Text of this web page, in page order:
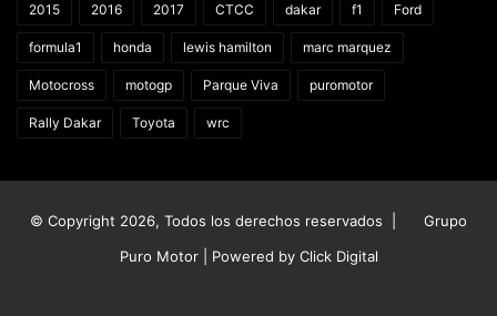
2015 2016 2017 CTCC dakar f1 Ford
formula1 honda lewis hamilton marc marquez
Motocross motogp Parque Viva puromotor
Rally Dakar Toyota wrc
© Copyright 2026, Todos los derechos reservados |
Grupo
Puro Motor | Powered by Click Digital